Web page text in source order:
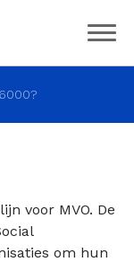
voor MVO. De
om hun